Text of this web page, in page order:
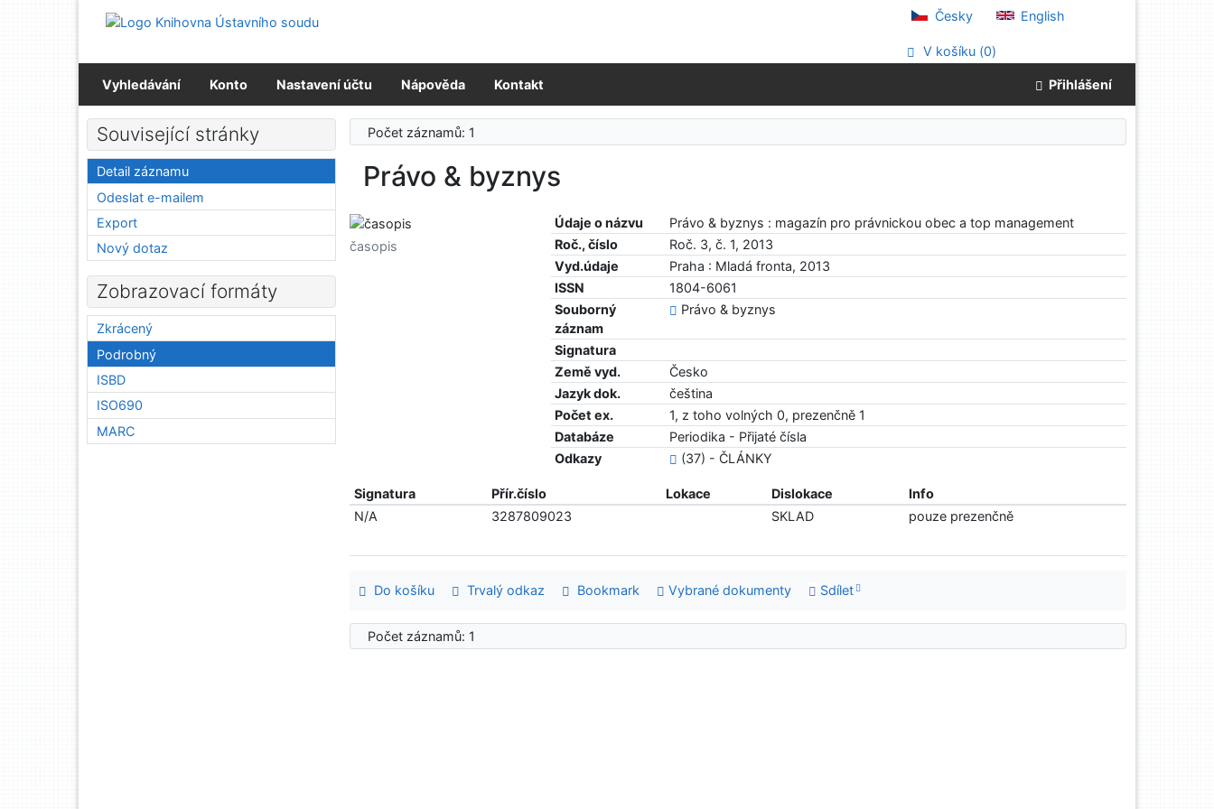
Přejít na menu
Česky English
V košíku (0)
Vyhledávání Konto Nastavení účtu Nápověda Kontakt Přihlášení
Počet záznamů: 1
Právo & byznys
Údaje o názvu
Právo & byznys : magazín pro právnickou obec a top management
Roč., číslo
Roč. 3, č. 1, 2013
Vyd.údaje
Praha : Mladá fronta, 2013
ISSN
1804-6061
Souborný
záznam
Právo & byznys
Signatura
Země vyd.
Česko
Jazyk dok.
čeština
Počet ex.
1, z toho volných 0, prezenčně 1
Databáze
Periodika - Přijaté čísla
Odkazy
(37) - ČLÁNKY
časopis
Signatura Přír.číslo Lokace Dislokace
Info
N/A
3287809023 SKLAD pouze prezenčně
Do košíku Trvalý odkaz Bookmark Vybrané dokumenty Sdílet
Počet záznamů: 1
Související stránky
Detail záznamu
Odeslat e-mailem
Export
Nový dotaz
Zobrazovací formáty
Zkrácený
Podrobný
ISBD
ISO690
MARC